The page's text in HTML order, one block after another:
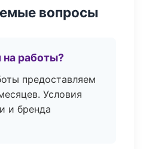
вопросы
на работы?
предоставляем
Условия
и бренда